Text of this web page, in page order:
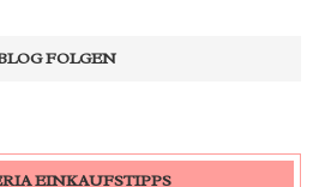
EINKAUFSTIPPS